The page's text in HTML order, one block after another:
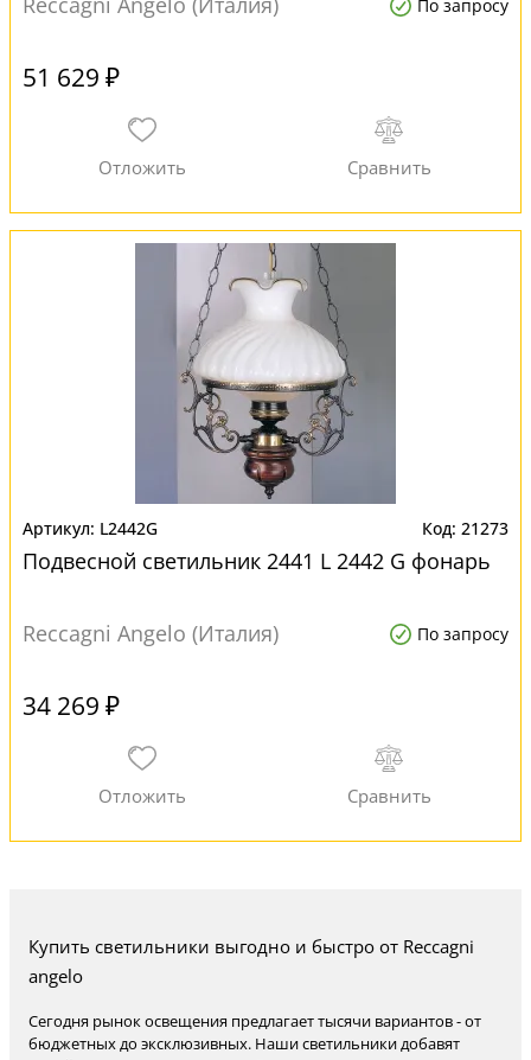
По запросу
51 629 ₽
L2442G 21273
Подвесной светильник 2441 L 2442 G фонарь
Reccagni Angelo (Италия) По запросу
34 269 ₽
Купить светильники выгодно и быстро от Reccagni
angelo
Сегодня рынок освещения предлагает тысячи вариантов - от
бюджетных до эксклюзивных. Наши светильники добавят